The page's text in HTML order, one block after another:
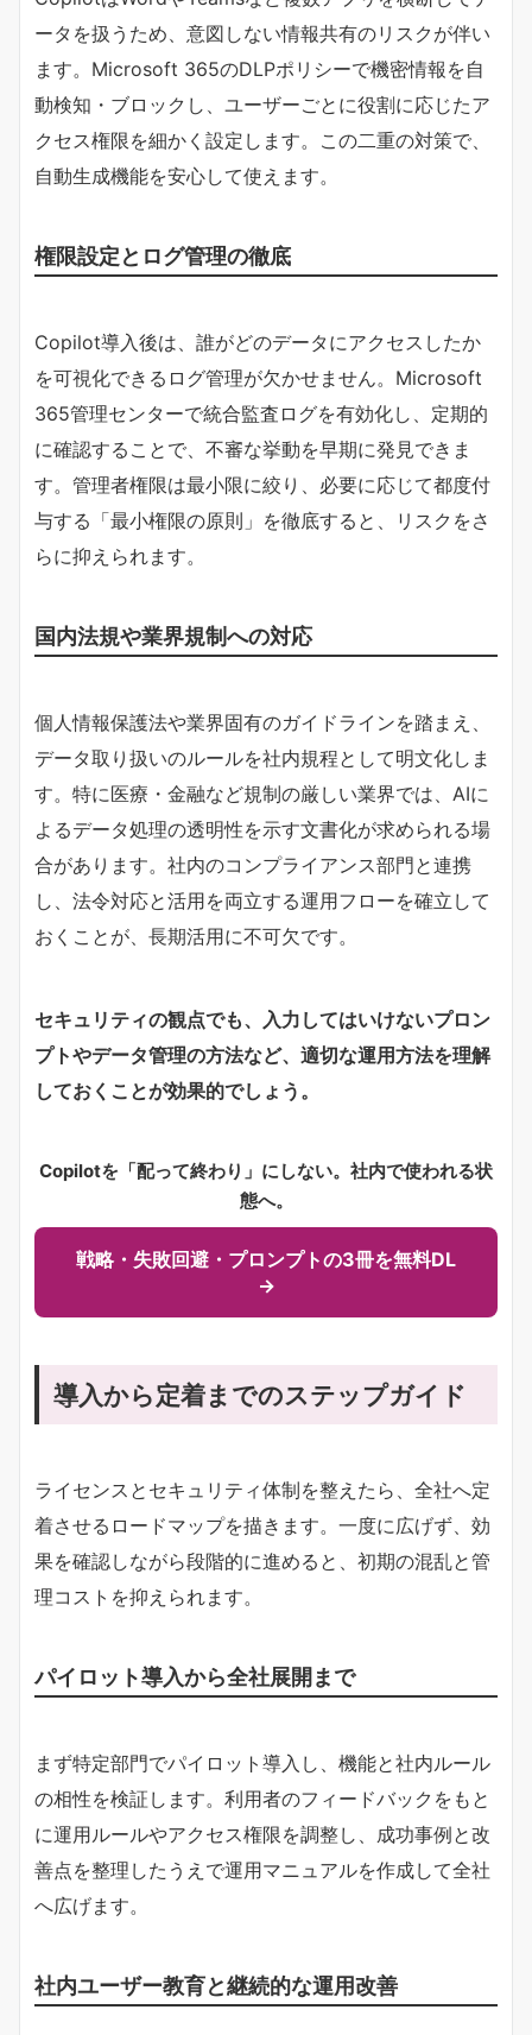
ータを扱うため、意図しない情報共有のリスクが伴い
ます。Microsoft 365のDLPポリシーで機密情報を自
動検知・ブロックし、ユーザーごとに役割に応じたア
クセス権限を細かく設定します。この二重の対策で、
自動生成機能を安心して使えます。
権限設定とログ管理の徹底
Copilot導入後は、誰がどのデータにアクセスしたか
を可視化できるログ管理が欠かせません。Microsoft
365管理センターで統合監査ログを有効化し、定期的
に確認することで、不審な挙動を早期に発見できま
す。管理者権限は最小限に絞り、必要に応じて都度付
与する「最小権限の原則」を徹底すると、リスクをさ
らに抑えられます。
国内法規や業界規制への対応
個人情報保護法や業界固有のガイドラインを踏まえ、
データ取り扱いのルールを社内規程として明文化しま
す。特に医療・金融など規制の厳しい業界では、AIに
よるデータ処理の透明性を示す文書化が求められる場
合があります。社内のコンプライアンス部門と連携
し、法令対応と活用を両立する運用フローを確立して
おくことが、長期活用に不可欠です。
セキュリティの観点でも、入力してはいけないプロン
プトやデータ管理の方法など、適切な運用方法を理解
しておくことが効果的でしょう。
Copilotを「配って終わり」にしない。社内で使われる状
態へ。
戦略・失敗回避・プロンプトの3冊を無料DL
→
導入から定着までのステップガイド
ライセンスとセキュリティ体制を整えたら、全社へ定
着させるロードマップを描きます。一度に広げず、効
果を確認しながら段階的に進めると、初期の混乱と管
理コストを抑えられます。
パイロット導入から全社展開まで
まず特定部門でパイロット導入し、機能と社内ルール
の相性を検証します。利用者のフィードバックをもと
に運用ルールやアクセス権限を調整し、成功事例と改
善点を整理したうえで運用マニュアルを作成して全社
へ広げます。
社内ユーザー教育と継続的な運用改善